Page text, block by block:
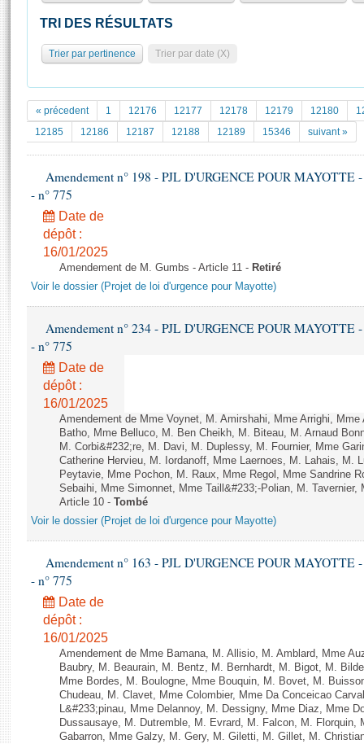
Pétitions
Documents parlementaires
Projets de loi
Propositions de loi
Amendements
Textes adoptés
Rapports d'information
Rapports d'enquête
Rapports sur l'application des lois
Baromètre de l’application des lois
Dossiers législatifs
Budget et sécurité sociale
Questions écrites et orales
Comptes rendus des débats
Statistiques et chiffres clés
Documents de référence
( Constitution | Règlement de l'Assemblée ... )
Histoire
Juniors
Anciennes législatures
Liens vers les sites publics
La Bibliothèque
Les archives
Photos libres de droit
TRI DES RÉSULTATS
Trier par pertinence Trier par date (X)
« précedent 1 12176 12177 12178 12179 12180
12185
12186 12187 12188 12189 15346 suivant »
Amendement n° 198 - PJL D'URGENCE POUR MAYOTTE -
- n° 775
Date de
dépôt :
16/01/2025
Amendement de M. Gumbs - Article 11 - Retiré
Voir le dossier (Projet de loi d'urgence pour Mayotte)
Amendement n° 234 - PJL D'URGENCE POUR MAYOTTE -
- n° 775
Date de
dépôt :
16/01/2025
Amendement de Mme Voynet, M. Amirshahi, Mme Arrighi,
Batho, Mme Belluco, M. Ben Cheikh, M. Biteau, M. Arnaud
M. Corbi&#232;re, M. Davi, M. Duplessy, M. Fournier, Mme
Catherine Hervieu, M. Iordanoff, Mme Laernoes, M. Lahais, M.
Peytavie, Mme Pochon, M. Raux, Mme Regol, Mme Sandrine
Sebaihi, Mme Simonnet, Mme Taill&#233;-Polian, M.
Article 10 - Tombé
Voir le dossier (Projet de loi d'urgence pour Mayotte)
Amendement n° 163 - PJL D'URGENCE POUR MAYOTTE -
- n° 775
Date de
dépôt :
16/01/2025
Amendement de Mme Bamana, M. Allisio, M. Amblard, Mme
Baubry, M. Beaurain, M. Bentz, M. Bernhardt, M. Bigot, M.
Mme Bordes, M. Boulogne, Mme Bouquin, M. Bovet, M.
Chudeau, M. Clavet, Mme Colombier, Mme Da Conceicao
L&#233;pinau, Mme Delannoy, M. Dessigny, Mme Diaz, Mme
Dussausaye, M. Dutremble, M. Evrard, M. Falcon, M. Florquin,
Gabarron, Mme Galzy, M. Gery, M. Giletti, M. Gillet, M.